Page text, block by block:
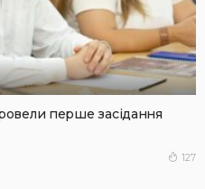
перше засідання
127